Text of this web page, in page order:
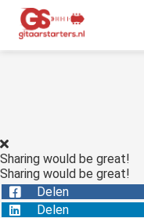
Sharing would be great!
Sharing would be great!
Delen
Delen